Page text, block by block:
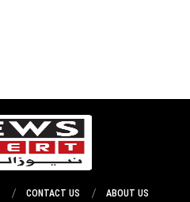
ABOUT US
CONTACT US